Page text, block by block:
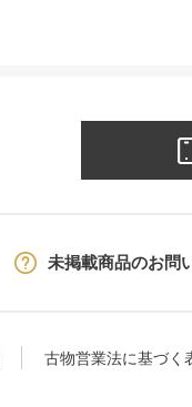
未掲載商品のお問
古物営業法に基づく